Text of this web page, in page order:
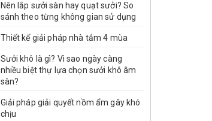
Nên lắp sưởi sàn hay quạt sưởi? So
sánh theo từng không gian sử dụng
Thiết kế giải pháp nhà tắm 4 mùa
Sưởi khô là gì? Vì sao ngày càng
nhiều biệt thự lựa chọn sưởi khô âm
sàn?
Giải pháp giải quyết nồm ẩm gây khó
chịu